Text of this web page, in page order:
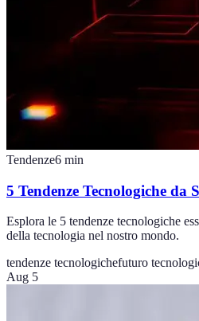
Tendenze6 min
5 Tendenze Tecnologiche da
Esplora le 5 tendenze tecnologiche
della tecnologia nel nostro mondo.
tendenze tecnologichefuturo
Aug 5